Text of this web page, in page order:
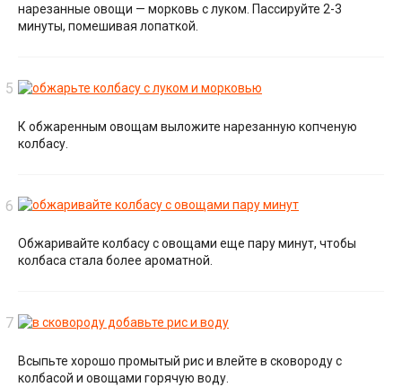
нарезанные овощи — морковь с луком. Пассируйте 2-3
минуты, помешивая лопаткой.
К обжаренным овощам выложите нарезанную копченую
колбасу.
Обжаривайте колбасу с овощами еще пару минут, чтобы
колбаса стала более ароматной.
Всыпьте хорошо промытый рис и влейте в сковороду с
колбасой и овощами горячую воду.